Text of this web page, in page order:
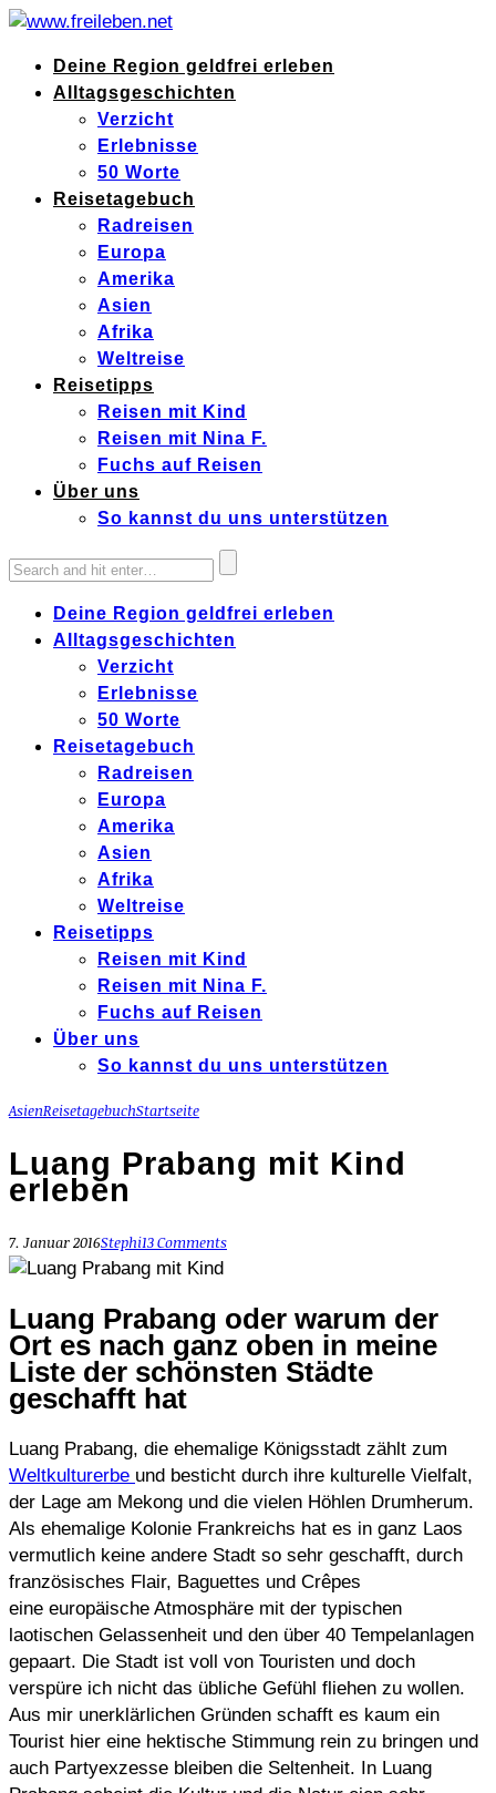
Deine Region geldfrei erleben
Alltagsgeschichten
Verzicht
Erlebnisse
50 Worte
Reisetagebuch
Radreisen
Europa
Amerika
Asien
Afrika
Weltreise
Reisetipps
Reisen mit Kind
Reisen mit Nina F.
Fuchs auf Reisen
Über uns
So kannst du uns unterstützen
Deine Region geldfrei erleben
Alltagsgeschichten
Verzicht
Erlebnisse
50 Worte
Reisetagebuch
Radreisen
Europa
Amerika
Asien
Afrika
Weltreise
Reisetipps
Reisen mit Kind
Reisen mit Nina F.
Fuchs auf Reisen
Über uns
So kannst du uns unterstützen
AsienReisetagebuchStartseite
Luang Prabang mit Kind
erleben
7. Januar 2016Stephi13 Comments
Luang Prabang oder warum der
Ort es nach ganz oben in meine
Liste der schönsten Städte
geschafft hat
Luang Prabang, die ehemalige Königsstadt zählt zum
Weltkulturerbe und besticht durch ihre kulturelle Vielfalt,
der Lage am Mekong und die vielen Höhlen Drumherum.
Als ehemalige Kolonie Frankreichs hat es in ganz Laos
vermutlich keine andere Stadt so sehr geschafft, durch
französisches Flair, Baguettes und Crêpes
eine europäische Atmosphäre mit der typischen
laotischen Gelassenheit und den über 40 Tempelanlagen
gepaart. Die Stadt ist voll von Touristen und doch
verspüre ich nicht das übliche Gefühl fliehen zu wollen.
Aus mir unerklärlichen Gründen schafft es kaum ein
Tourist hier eine hektische Stimmung rein zu bringen und
auch Partyexzesse bleiben die Seltenheit. In Luang